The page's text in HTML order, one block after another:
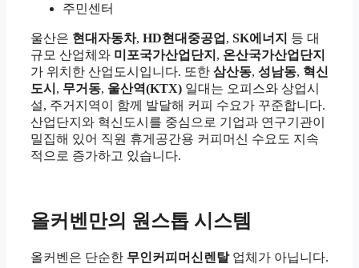
주민센터
울산은 현대자동차, HD현대중공업 , SK에너지 등 대
규모 산업체와 미포국가산업단지 , 온산국가산업단지
가 위치한 산업도시입니다. 또한 삼산동, 성남동, 혁신
도시 , 무거동, 울산역(KTX) 일대는 오피스와 상업시
설, 주거지역이 함께 발달해 커피 수요가 꾸준합니다.
산업단지와 혁신도시를 중심으로 기업과 연구기관이
밀집해 있어 직원 휴게공간용 커피머신 수요도 지속
적으로 증가하고 있습니다.
올커벤만의 원스톱 시스템
올커벤은 단순한 무인커피머신렌탈업체가 아닙니다.